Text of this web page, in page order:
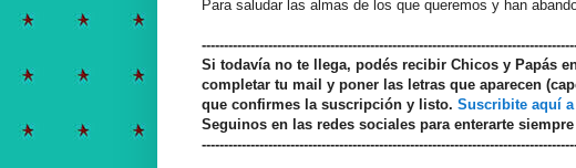
Para saludar las almas de los que queremos y han
Si todavía no te llega, podés recibir Chicos y Papás
completar tu mail y poner las letras que aparecen
que confirmes la suscripción y listo. Suscribite aquí
Seguinos en las redes sociales para enterarte